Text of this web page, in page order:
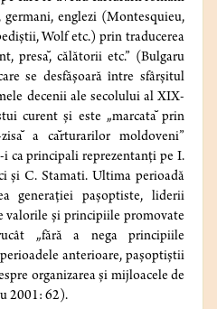
germani, englezi (Montesquieu,
Wolf etc.) prin traducerea
presa, călătorii etc.” (Bulgaru
se desfășoară între sfârșitul
decenii ale secolului al XIX-
curent și este „marcataprin
a carturarilor moldoveni”
ca principali reprezentanți pe I.
și C. Stamati. Ultima perioadă
generației pașoptiste, liderii
valorile și principiile promovate
„fără a nega principiile
anterioare, pașoptiștii
organizarea și mijloacele de
2001: 62).